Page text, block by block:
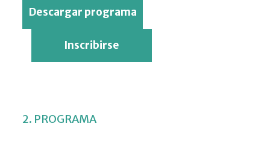
Descargar programa
Inscribirse
2. PROGRAMA